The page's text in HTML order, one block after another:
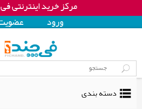
مرکز خرید اینترنتی
ورود
دسته بندی